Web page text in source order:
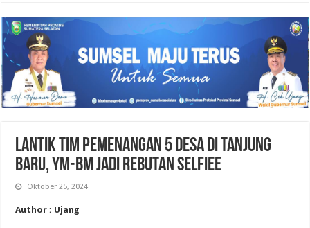
Lantik Tim Pemenangan 5 Desa di Tanjung
Baru, YM-BM Jadi Rebutan Selfiee
Oktober 25, 2024
Author : Ujang